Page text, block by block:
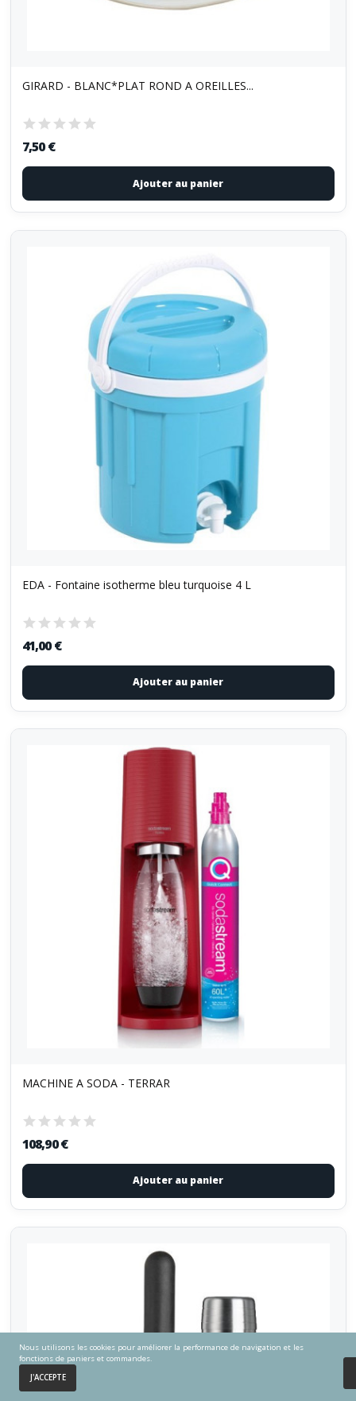
Accueil
GIRARD - BLANC*PLAT ROND A OREILLES...
7,50 €
Ajouter au panier
EDA - Fontaine isotherme bleu turquoise 4 L
41,00 €
Ajouter au panier
MACHINE A SODA - TERRAR
108,90 €
Ajouter au panier
Nous utilisons les cookies pour améliorer la performance de navigation et les
fonctions de paniers et commandes.
J'ACCEPTE